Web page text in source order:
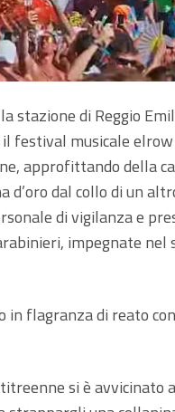
stazione di Reggio
festival musicale
approfittando della
d’oro dal collo di un
di vigilanza e
impegnate nel
flagranza di reato con
si è avvicinato